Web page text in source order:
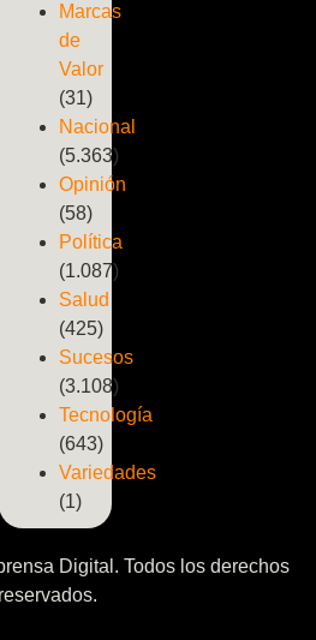
Marcas
de
Valor
(31)
Nacional
(5.363)
Opinión
(58)
Política
(1.087)
Salud
(425)
Sucesos
(3.108)
Tecnología
(643)
Variedades
(1)
Digital. Todos los derechos
reservados.